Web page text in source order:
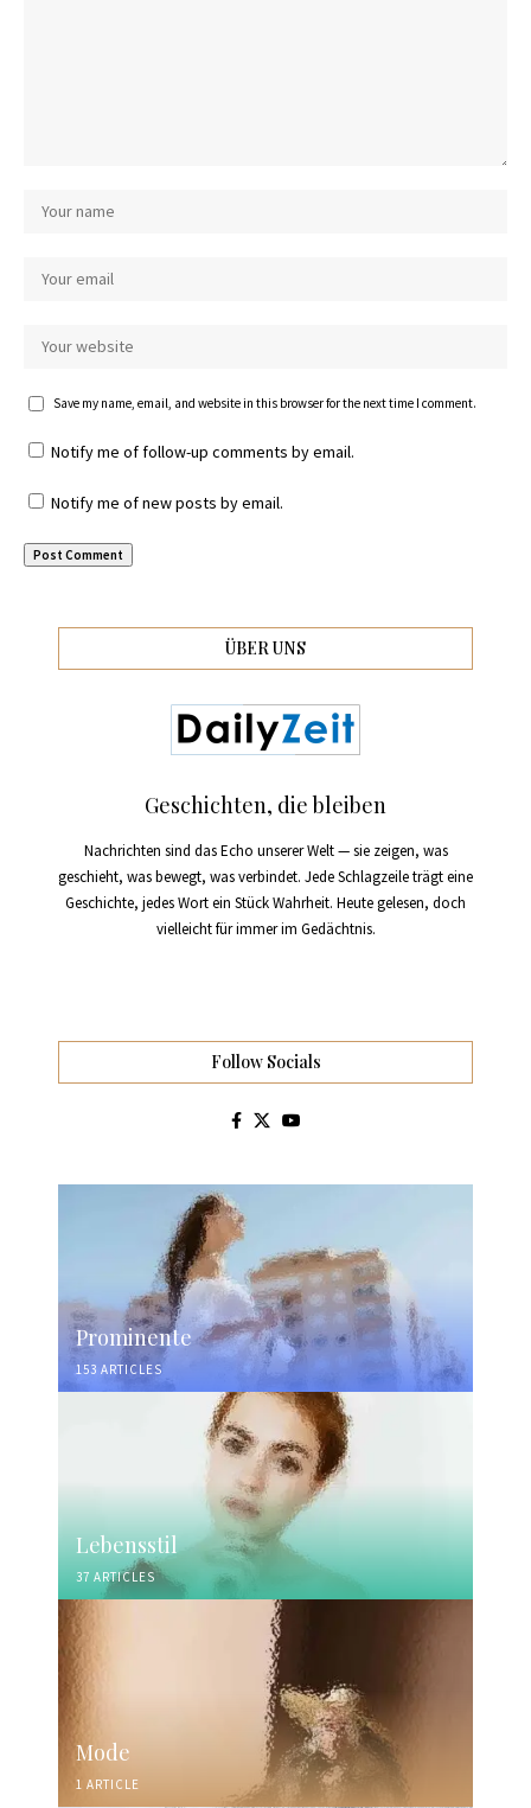
Save my name, email, and website in this browser for the next time I comment.
Notify me of follow-up comments by email.
Notify me of new posts by email.
ÜBER UNS
Geschichten, die bleiben
Nachrichten sind das Echo unserer Welt — sie zeigen, was
geschieht, was bewegt, was verbindet. Jede Schlagzeile trägt eine
Geschichte, jedes Wort ein Stück Wahrheit. Heute gelesen, doch
vielleicht für immer im Gedächtnis.
Follow Socials
Prominente
153 ARTICLES
Lebensstil
37 ARTICLES
Mode
1 ARTICLE